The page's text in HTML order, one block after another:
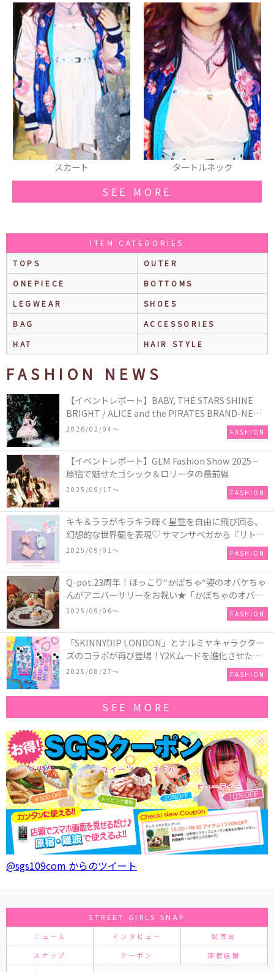
タートルネック スカジャン
SEE MORE
ITEM CATEGORIES
TOPS
OUTER
ONEPIECE
BOTTOMS
LEGWEAR
SHOES
BAG
ACCESSORIES
HAT
HAIR STYLE
FASHION NEWS
【イベントレポート】BABY, THE STARS SHINE
BRIGHT / ALICE and the PIRATES BRAND-NEW
COLLECTION in TOKYO
2026/02/04〜 FASHION
【イベントレポート】GLM Fashion Show 2025 –
原宿で魅せたゴシック＆ロリータの最前線
2025/09/17〜 FASHION
キキ＆ララがキラキラ輝く星空を自由に飛び回る、
幻想的な世界観を表現♡ サマンサベガから『リトル
ツインスターズ』50周年アニバーサリーイヤー』を
2025/09/01〜 FASHION
Q-pot.23周年！ほっこり“かぼちゃ“姿のオバケちゃ
んがアニバーサリーをお祝い★「かぼちゃのオバケ
ーキアクセサリー」が新発売！Q-pot CAFE.では
「かぼちゃのオバケーキプレート」も登場
2025/09/06〜 FASHION
「SKINNYDIP LONDON」とナルミヤキャラクター
ズのコラボが再び登場！Y2Kムードを進化させた新
作コレクションを発売♪
2025/08/27〜 FASHION
SEE MORE
@sgs109com からのツイート
STREET GIRLS SNAP
ニュース インタビュー 試写会
スナップ クーポン 原宿店舗